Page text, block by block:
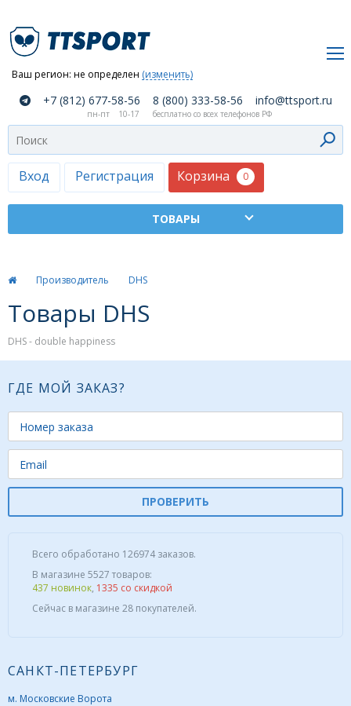
Ваш регион: не определен (изменить)
Вход Регистрация Корзина 0
компании
Как
сделать
заказ
Оплата
доставка
Москва
Дилеры
Контакты
Форум
Каталог
+7 (812) 677-58-56 8 (800) 333-58-56 info@ttsport.ru
пн-пт 10-17 бесплатно со всех телефонов РФ
Производитель DHS
Товары DHS
DHS - double happiness
ГДЕ МОЙ ЗАКАЗ?
ПРОВЕРИТЬ
Всего обработано 126974 заказов.
В магазине 5527 товаров:
437 новинок, 1335 со скидкой
Сейчас в магазине 28 покупателей.
САНКТ-ПЕТЕРБУРГ
м. Московские Ворота